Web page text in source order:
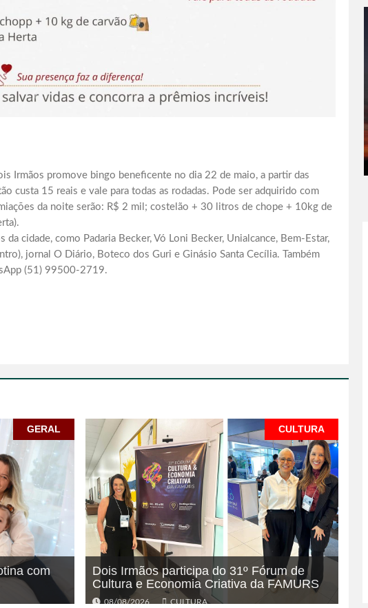
Irmãos promove bingo beneficente no dia 22 de maio, a partir das
custa 15 reais e vale para todas as rodadas. Pode ser adquirido com
da noite serão: R$ 2 mil; costelão + 30 litros de chope + 10kg de
cidade, como Padaria Becker, Vó Loni Becker, Unialcance, Bem-Estar,
jornal O Diário, Boteco dos Guri e Ginásio Santa Cecília. Também
(51) 99500-2719.
GERAL
com
CULTURA
Dois Irmãos participa do 31º Fórum de
Cultura e Economia Criativa da FAMURS
08/08/2026 CULTURA